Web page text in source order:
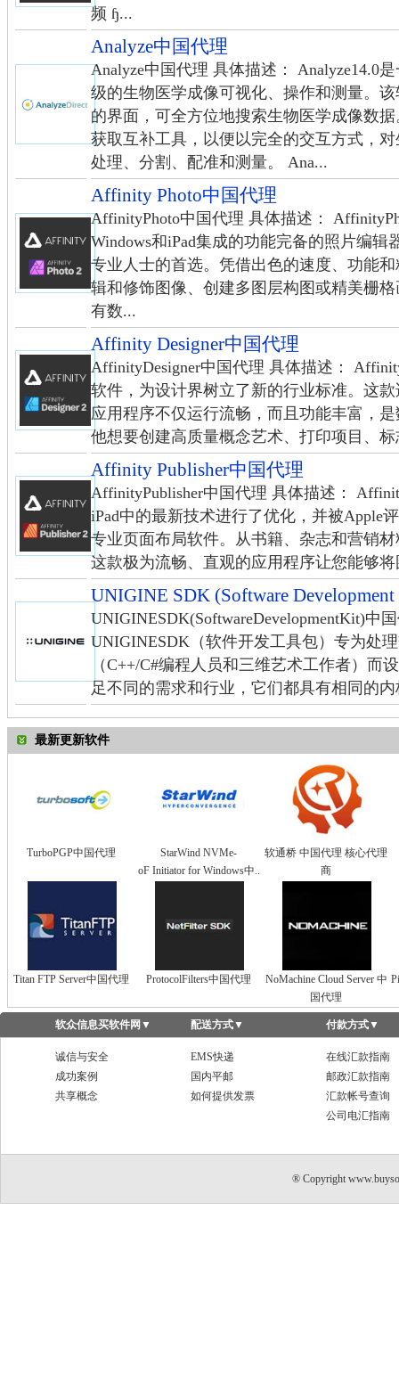
频 ɧ...
Analyze中国代理
Analyze中国代理 具体描述： Analyze14.0
级的生物医学成像可视化、操作和测量。
的界面，可全方位地搜索生物医学成像数
获取互补工具，以便以完全的交互方式，
处理、分割、配准和测量。 Ana...
Affinity Photo中国代理
AffinityPhoto中国代理 具体描述：
Windows和iPad集成的功能完备的照片编
专业人士的首选。凭借出色的速度、功能
辑和修饰图像、创建多图层构图或精美栅
有数...
Affinity Designer中国代理
AffinityDesigner中国代理 具体描述：
软件，为设计界树立了新的行业标准。这款
应用程序不仅运行流畅，而且功能丰富，
他想要创建高质量概念艺术、打印项目、
Affinity Publisher中国代理
AffinityPublisher中国代理 具体描述：
iPad中的最新技术进行了优化，并被Apple
专业页面布局软件。从书籍、杂志和营销
这款极为流畅、直观的应用程序让您能够
UNIGINE SDK (Software
UNIGINESDK(SoftwareDevelopmentKit)中
UNIGINESDK（软件开发工具包）专为处
（C++/C#编程人员和三维艺术工作者）而
足不同的需求和行业，它们都具有相同的
最新更新软件
TurboPGP中国代理
StarWind NVMe-
oF Initiator for Windows中..
软通桥 中国代理 核心代理
商
Titan FTP Server中国代理 ProtocolFilters中国代理
NoMachine Cloud Server 中
国代理
软众信息买软件网 ▼ 配送方式▼ 付款方式▼
诚信与安全 EMS快递
在线汇款指南
成功案例
国内平邮
邮政汇款指南
共享概念
如何提供发票
汇款帐号查询
公司电汇指南
® Copyright